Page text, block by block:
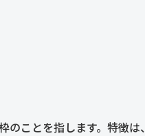
ことを指します。特徴は、